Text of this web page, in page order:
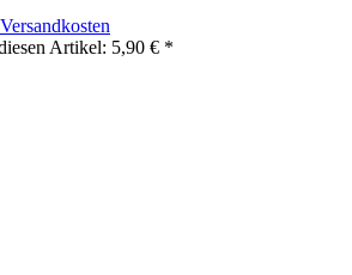
Artikel: 5,90 € *